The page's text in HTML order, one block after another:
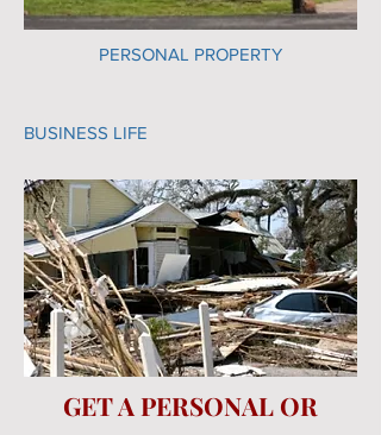
BUSINESS LIFE
PERSONAL PROPERTY
GET A PERSONAL OR